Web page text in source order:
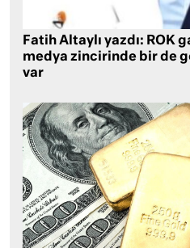
Fatih Altaylı yazdı: ROK
medya zincirinde bir de
var